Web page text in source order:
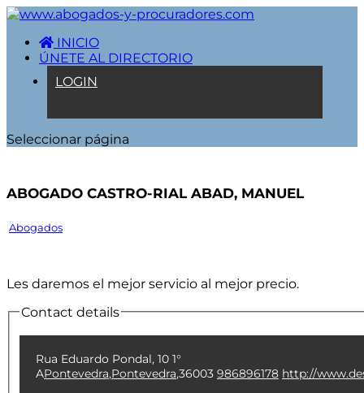
INICIO
ÚNETE AL DIRECTORIO
LOGIN
Seleccionar página
Abogado Castro-rial Abad, Manuel
Abogados
Les daremos el mejor servicio al mejor precio.
Contact details
Rua Eduardo Pondal, 10 1°
APontevedra,Pontevedra,36003 986896178 http://